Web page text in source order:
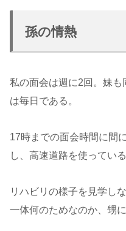
孫の情熱
私の面会は週に2回。妹も
は毎日である。
17時までの面会時間に間
し、高速道路を使っている
リハビリの様子を見学し
一体何のためなのか、甥に